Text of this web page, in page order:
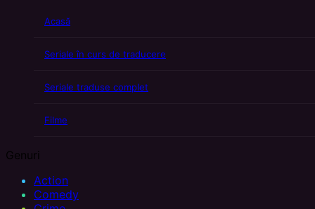
Acasă
Seriale în curs de traducere
Seriale traduse complet
Filme
Genuri
Action
Comedy